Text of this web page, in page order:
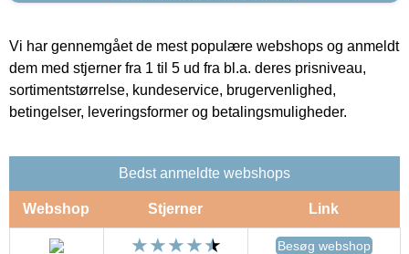
Vi har gennemgået de mest populære webshops og anmeldt
dem med stjerner fra 1 til 5 ud fra bl.a. deres prisniveau,
sortimentstørrelse, kundeservice, brugervenlighed,
betingelser, leveringsformer og betalingsmuligheder.
Bedst anmeldte webshops
Webshop Stjerner Link
Besøg webshop